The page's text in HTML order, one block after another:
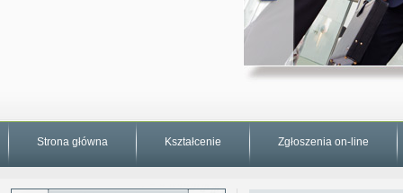
Strona główna Kształcenie Zgłoszenia on-line